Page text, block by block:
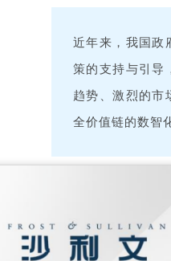
近年来，我国政
策的支持与引导
趋势、激烈的市
全价值链的数智